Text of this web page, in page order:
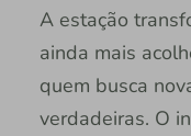
A estação
ainda mais
quem busca
verdadeiras. O